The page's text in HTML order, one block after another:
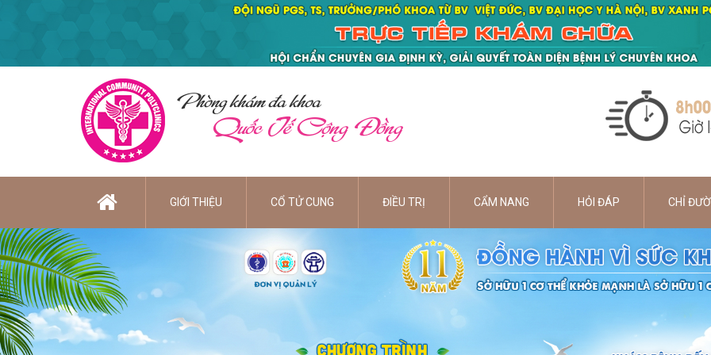
Phòng khám đa khoa
Quốc Tế Cộng Đồng
GIỚI THIỆU CỔ TỬ CUNG ĐIỀU TRỊ CẨM NANG HỎI ĐÁP CHỈ